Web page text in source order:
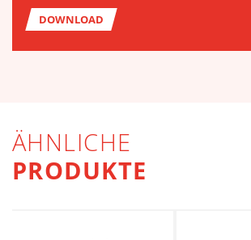
DOWNLOAD
ÄHNLICHE
PRODUKTE